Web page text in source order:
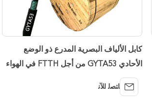
كابل الألياف البصرية المدرع ذو الوضع
الأحادي GYTA53 من أجل FTTH في الهواء
الطلق
ﺎﺘﺼﻟ ﺍﻶﻧ